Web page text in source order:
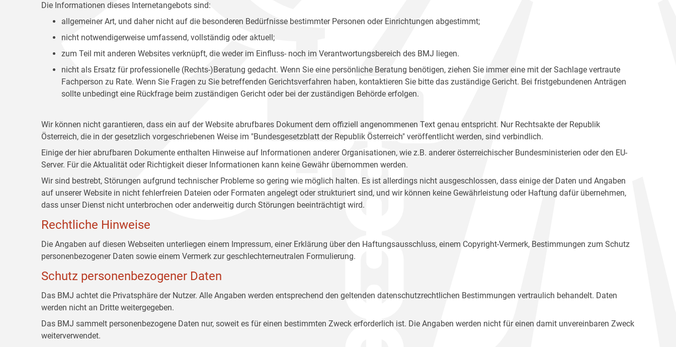
Die Informationen dieses Internetangebots sind:
allgemeiner Art, und daher nicht auf die besonderen Bedürfnisse bestimmter Personen oder Einrichtungen abgestimmt;
nicht notwendigerweise umfassend, vollständig oder aktuell;
zum Teil mit anderen Websites verknüpft, die weder im Einfluss- noch im Verantwortungsbereich des BMJ liegen.
nicht als Ersatz für professionelle (Rechts-)Beratung gedacht. Wenn Sie eine persönliche Beratung benötigen, ziehen Sie immer eine mit der Sachlage vertraute
Fachperson zu Rate. Wenn Sie Fragen zu Sie betreffenden Gerichtsverfahren haben, kontaktieren Sie bitte das zuständige Gericht. Bei fristgebundenen Anträgen
sollte unbedingt eine Rückfrage beim zuständigen Gericht oder bei der zuständigen Behörde erfolgen.
Wir können nicht garantieren, dass ein auf der Website abrufbares Dokument dem offiziell angenommenen Text genau entspricht. Nur Rechtsakte der Republik
Österreich, die in der gesetzlich vorgeschriebenen Weise im "Bundesgesetzblatt der Republik Österreich" veröffentlicht werden, sind verbindlich.
Einige der hier abrufbaren Dokumente enthalten Hinweise auf Informationen anderer Organisationen, wie z.B. anderer österreichischer Bundesministerien oder den EU-
Server. Für die Aktualität oder Richtigkeit dieser Informationen kann keine Gewähr übernommen werden.
Wir sind bestrebt, Störungen aufgrund technischer Probleme so gering wie möglich halten. Es ist allerdings nicht ausgeschlossen, dass einige der Daten und Angaben
auf unserer Website in nicht fehlerfreien Dateien oder Formaten angelegt oder strukturiert sind, und wir können keine Gewährleistung oder Haftung dafür übernehmen,
dass unser Dienst nicht unterbrochen oder anderweitig durch Störungen beeinträchtigt wird.
Rechtliche Hinweise
Die Angaben auf diesen Webseiten unterliegen einem Impressum, einer Erklärung über den Haftungsausschluss, einem Copyright-Vermerk, Bestimmungen zum Schutz
personenbezogener Daten sowie einem Vermerk zur geschlechterneutralen Formulierung.
Schutz personenbezogener Daten
Das BMJ achtet die Privatsphäre der Nutzer. Alle Angaben werden entsprechend den geltenden datenschutzrechtlichen Bestimmungen vertraulich behandelt. Daten
werden nicht an Dritte weitergegeben.
Das BMJ sammelt personenbezogene Daten nur, soweit es für einen bestimmten Zweck erforderlich ist. Die Angaben werden nicht für einen damit unvereinbaren Zweck
weiterverwendet.